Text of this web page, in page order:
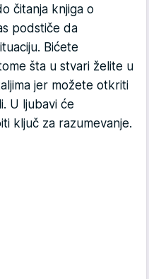
čitanja knjiga o
podstiče da
Bićete
šta u stvari želite u
jer možete otkriti
U ljubavi će
ključ za razumevanje.